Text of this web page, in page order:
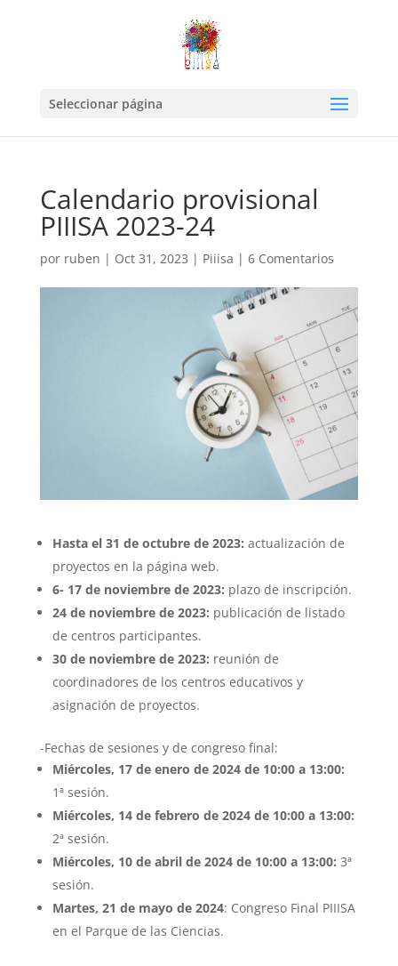
Seleccionar página
Calendario provisional
PIIISA 2023-24
por ruben | Oct 31, 2023 | Piiisa | 6 Comentarios
Hasta el 31 de octubre de 2023: actualización de
proyectos en la página web.
6- 17 de noviembre de 2023: plazo de inscripción.
24 de noviembre de 2023: publicación de listado
de centros participantes.
30 de noviembre de 2023: reunión de
coordinadores de los centros educativos y
asignación de proyectos.
-Fechas de sesiones y de congreso final:
Miércoles, 17 de enero de 2024 de 10:00 a 13:00:
1ª sesión.
Miércoles, 14 de febrero de 2024 de 10:00 a 13:00:
2ª sesión.
Miércoles, 10 de abril de 2024 de 10:00 a 13:00: 3ª
sesión.
Martes, 21 de mayo de 2024: Congreso Final PIIISA
en el Parque de las Ciencias.